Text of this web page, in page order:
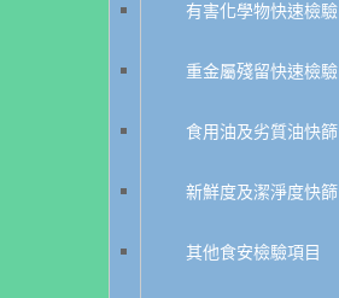
有害化學物快速檢驗
重金屬殘留快速檢驗
食用油及劣質油快篩
新鮮度及潔淨度快篩
其他食安檢驗項目